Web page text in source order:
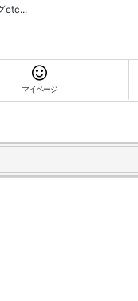
etc...
マイページ